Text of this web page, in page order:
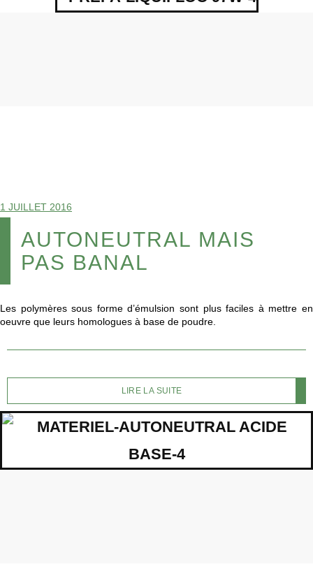
1 JUILLET 2016
AUTONEUTRAL MAIS
PAS BANAL
Les polymères sous forme d’émulsion sont plus faciles à mettre en
oeuvre que leurs homologues à base de poudre.
LIRE LA SUITE